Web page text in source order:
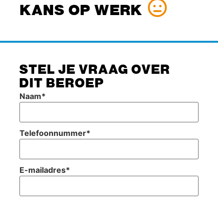
KANS OP WERK
STEL JE VRAAG OVER
DIT BEROEP
Naam*
Telefoonnummer*
E-mailadres*